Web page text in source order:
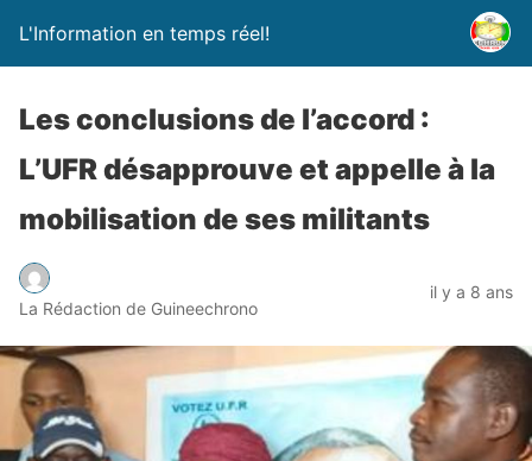
L'Information en temps réel!
Les conclusions de l’accord :
L’UFR désapprouve et appelle à la
mobilisation de ses militants
La Rédaction de Guineechrono
il y a 8 ans